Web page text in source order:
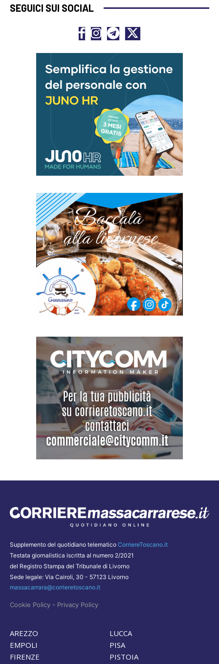
SEGUICI SUI SOCIAL
Supplemento del quotidiano telematico CorriereToscano.it
Testata giornalistica iscritta al numero 2/2021
del Registro Stampa del Tribunale di Livorno
Sede legale: Via Cairoli, 30 - 57123 Livorno
massacarrara@corrieretoscano.it
Cookie Policy - Privacy Policy
AREZZO
EMPOLI
FIRENZE
LUCCA
PISA
PISTOIA